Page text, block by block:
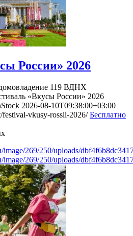
России» 2026
119 ВДНХ
«Вкусы России» 2026
2026-08-10T09:38:00+03:00
festival-vkusy-rossii-2026/ Бесплатно
image/269/250/uploads/
image/269/250/uploads/